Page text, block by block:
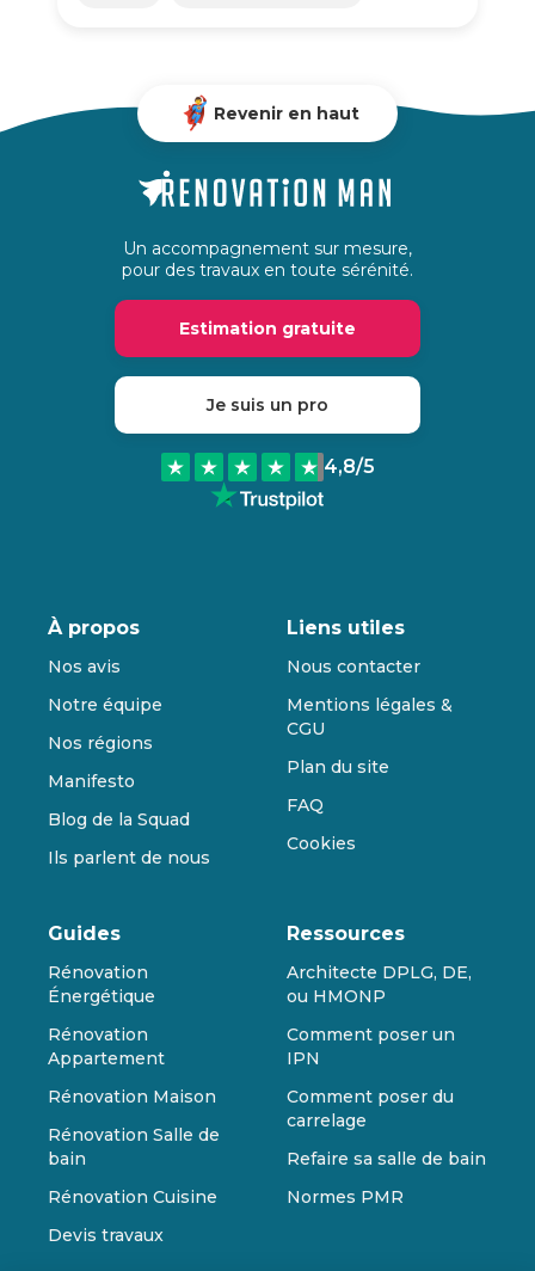
Revenir en haut
Un accompagnement sur mesure,
pour des travaux en toute sérénité.
Estimation gratuite
Je suis un pro
4,8/5
À propos
Nos avis
Notre équipe
Nos régions
Manifesto
Blog de la Squad
Ils parlent de nous
Liens utiles
Nous contacter
Mentions légales &
CGU
Plan du site
FAQ
Cookies
Guides
Rénovation
Énergétique
Rénovation
Appartement
Rénovation Maison
Rénovation Salle de
bain
Rénovation Cuisine
Devis travaux
Ressources
Architecte DPLG, DE,
ou HMONP
Comment poser un
IPN
Comment poser du
carrelage
Refaire sa salle de bain
Normes PMR